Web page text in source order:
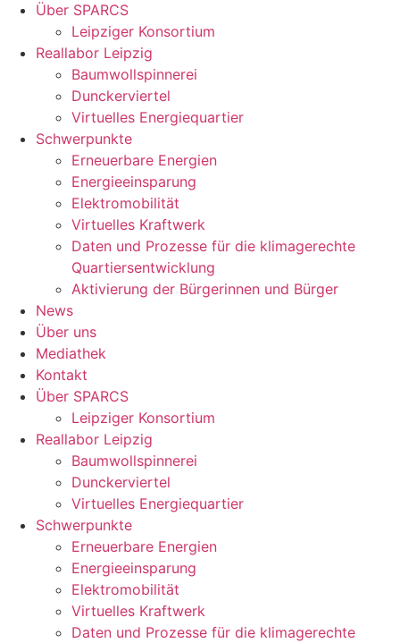
Über SPARCS
Leipziger Konsortium
Reallabor Leipzig
Baumwollspinnerei
Dunckerviertel
Virtuelles Energiequartier
Schwerpunkte
Erneuerbare Energien
Energieeinsparung
Elektromobilität
Virtuelles Kraftwerk
Daten und Prozesse für die klimagerechte
Quartiersentwicklung
Aktivierung der Bürgerinnen und Bürger
News
Über uns
Mediathek
Kontakt
Über SPARCS
Leipziger Konsortium
Reallabor Leipzig
Baumwollspinnerei
Dunckerviertel
Virtuelles Energiequartier
Schwerpunkte
Erneuerbare Energien
Energieeinsparung
Elektromobilität
Virtuelles Kraftwerk
Daten und Prozesse für die klimagerechte